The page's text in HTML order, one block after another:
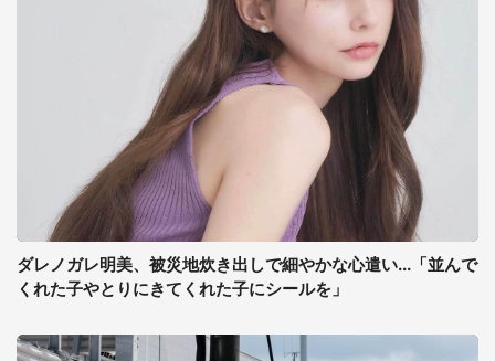
ダレノガレ明美、被災地炊き出しで細やかな心遣い...「並んで
くれた子やとりにきてくれた子にシールを」